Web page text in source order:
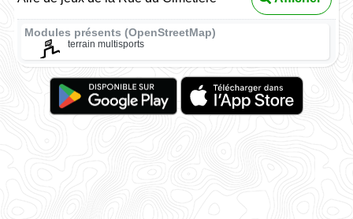
Modules présents (OpenStreetMap)
terrain multisports